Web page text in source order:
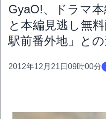
GyaO!、ドラマ
と本編見逃し無
駅前番外地」と
2012年12月21日09時00分